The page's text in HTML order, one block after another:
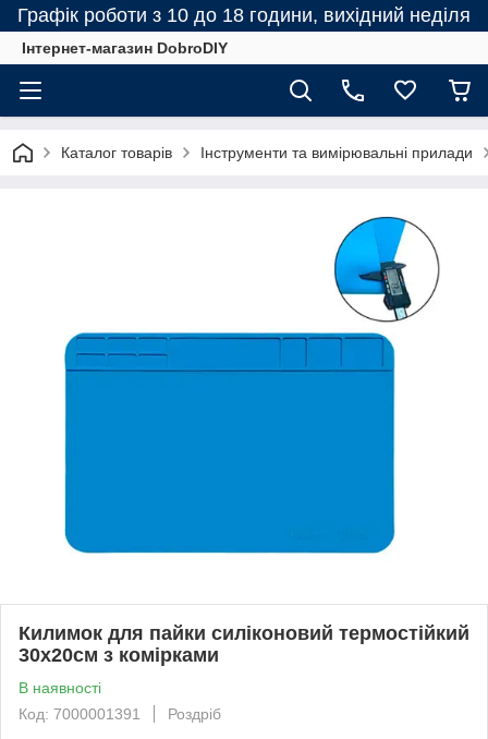
Графік роботи з 10 до 18 години, вихідний неділя
Інтернет-магазин DobroDIY
Каталог товарів Інструменти та вимірювальні прилади
Килимок для пайки силіконовий термостійкий
30x20см з комірками
В наявності
Код: 7000001391
Роздріб